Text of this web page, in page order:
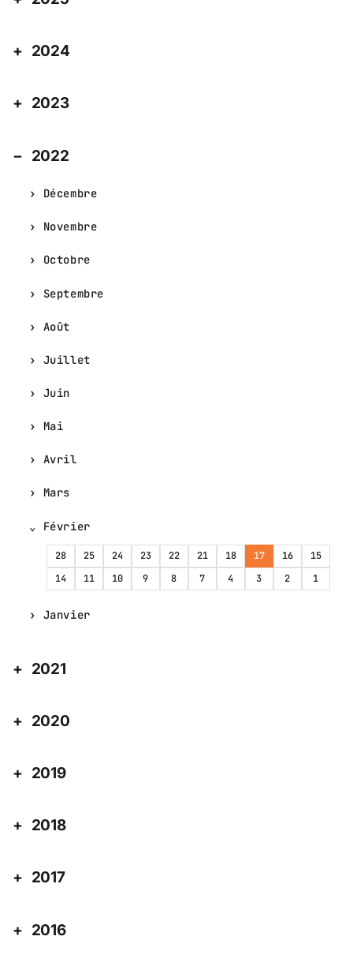
2024
2023
2022
Décembre
Novembre
Octobre
Septembre
Août
Juillet
Juin
Mai
Avril
Mars
Février
28 25 24 23 22 21 18 17 16
15
14
11 10 9 8 7 4 3 2 1
Janvier
2021
2020
2019
2018
2017
2016